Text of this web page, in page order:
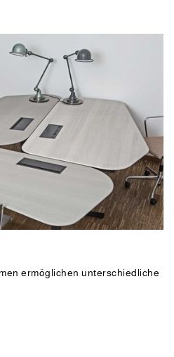
ermöglichen unterschiedliche